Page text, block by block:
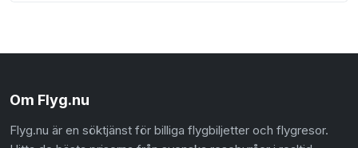
Om Flyg.nu
Flyg.nu är en söktjänst för billiga flygbiljetter och flygresor.